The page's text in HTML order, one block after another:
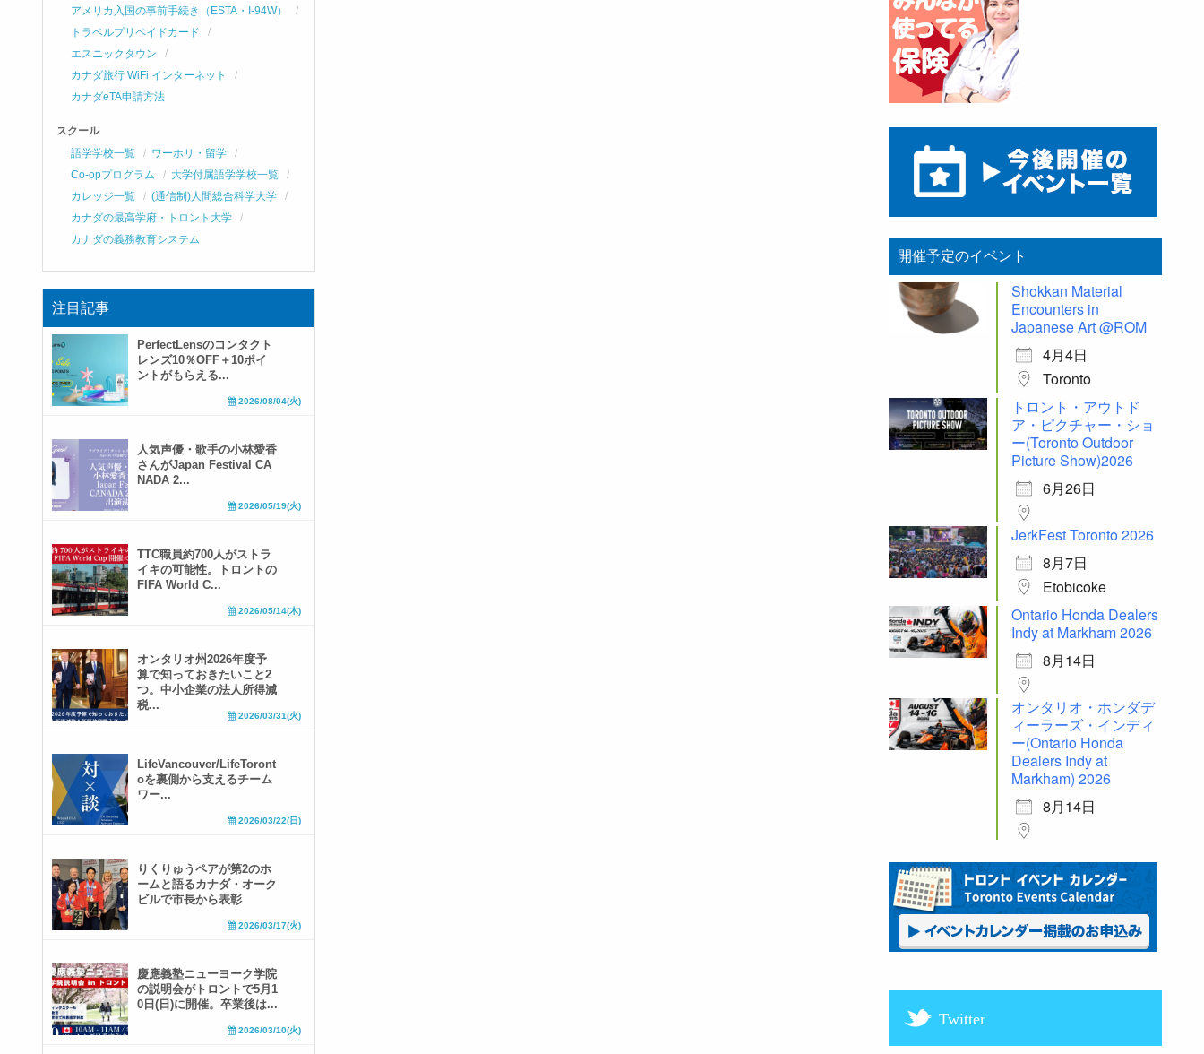
アメリカ入国の事前手続き（ESTA・I-94W）
トラベルプリペイドカード
エスニックタウン
カナダ旅行 WiFi インターネット
カナダeTA申請方法
スクール
語学学校一覧
ワーホリ・留学
Co-opプログラム
大学付属語学学校一覧
カレッジ一覧
(通信制)人間総合科学大学
カナダの最高学府・トロント大学
カナダの義務教育システム
注目記事
PerfectLensのコンタクト
レンズ10％OFF＋10ポイ
ントがもらえる...
2026/08/04(火)
人気声優・歌手の小林愛香
さんがJapan Festival CA
NADA 2...
2026/05/19(火)
TTC職員約700人がストラ
イキの可能性。トロントの
FIFA World C...
2026/05/14(木)
オンタリオ州2026年度予
算で知っておきたいこと2
つ。中小企業の法人所得減
税...
2026/03/31(火)
LifeVancouver/LifeToront
oを裏側から支えるチーム
ワー...
2026/03/22(日)
りくりゅうペアが第2のホ
ームと語るカナダ・オーク
ビルで市長から表彰
2026/03/17(火)
慶應義塾ニューヨーク学院
の説明会がトロントで5月1
0日(日)に開催。卒業後は...
2026/03/10(火)
開催予定のイベント
Shokkan Material
Encounters in
Japanese Art @ROM
4月4日
Toronto
トロント・アウトド
ア・ピクチャー・ショ
ー(Toronto Outdoor
Picture Show)2026
6月26日
JerkFest Toronto 2026
8月7日
Etobicoke
Ontario Honda Dealers
Indy at Markham 2026
8月14日
オンタリオ・ホンダデ
ィーラーズ・インディ
ー(Ontario Honda
Dealers Indy at
Markham) 2026
8月14日
Twitter